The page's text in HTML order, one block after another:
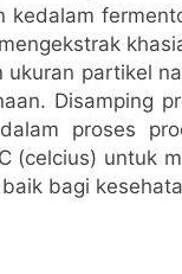
ukuran partikel
Disamping
proses
(celcius) untuk
bagi